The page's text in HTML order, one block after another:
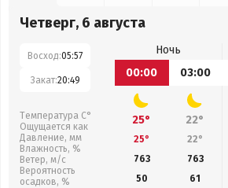
Четверг, 6 августа
Восход:05:57
Закат:20:49
Температура С°
Ощущается как
Давление, мм
Влажность, %
Ветер, м/с
Вероятность
осадков, %
Ночь
00:00
03:00
25° 22°
25° 22°
763
763
50
61